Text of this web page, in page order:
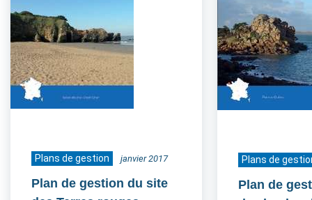
Plans de gestion janvier 2017
Plan de gestion du site
Plans de
Plan de